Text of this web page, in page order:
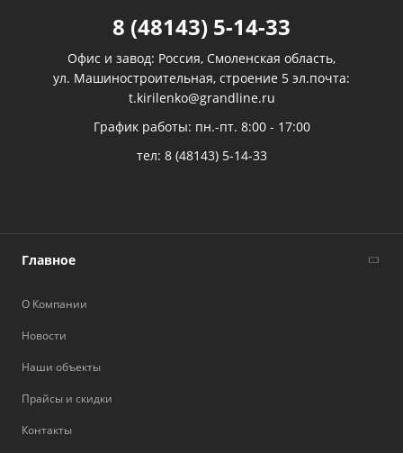
Главное
О Компании
Новости
Наши объекты
Прайсы и скидки
Контакты
8 (48143) 5-14-33
Офис и завод: Россия, Смоленская область,
ул. Машиностроительная, строение 5 эл.почта:
t.kirilenko@grandline.ru
График работы: пн.-пт. 8:00 - 17:00
тел: 8 (48143) 5-14-33